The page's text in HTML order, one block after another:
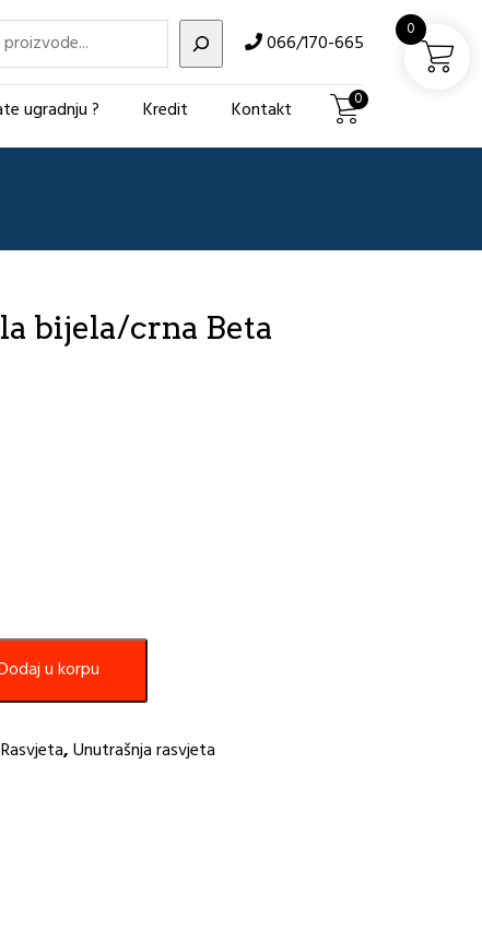
066/170-665
ugradnju ? Kredit Kontakt 0
bijela/crna Beta
u korpu
Rasvjeta,Unutrašnja rasvjeta
0